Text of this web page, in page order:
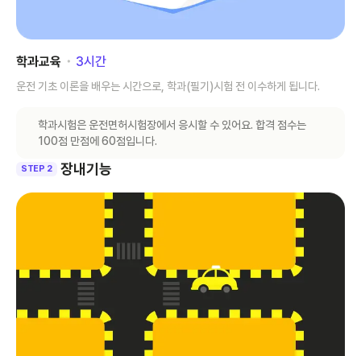
학과교육 ･ 3시간
운전 기초 이론을 배우는 시간으로, 학과(필기)시험 전 이수하게 됩니다.
학과시험은 운전면허시험장에서 응시할 수 있어요. 합격 점수는
100점 만점에 60점입니다.
STEP 2 장내기능